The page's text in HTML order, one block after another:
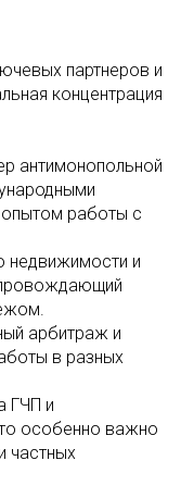
партнеров и
концентрация
антимонопольной
работы с
недвижимости и
арбитраж и
в разных
ГЧП и
особенно важно
частных